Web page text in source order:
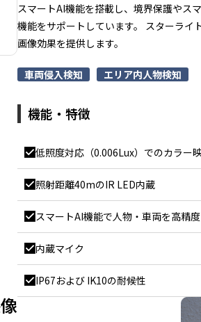
スマートAI機能を搭載し、境界保護やス
機能をサポートしています。 スターライ
画像効果を提供します。
車両侵入検知 エリア内人物検知
機能・特徴
低照度対応（0.006Lux）でのカラー
照射距離40mのIR LED内蔵
スマートAI機能で人物・車両を高精
内蔵マイク
IP67および IK10の耐候性